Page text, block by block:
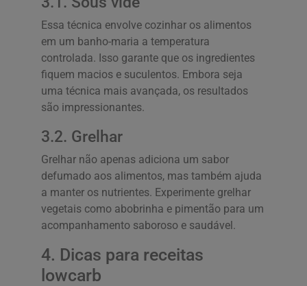
Essa técnica envolve cozinhar os alimentos
em um banho-maria a temperatura
controlada. Isso garante que os ingredientes
fiquem macios e suculentos. Embora seja
uma técnica mais avançada, os resultados
são impressionantes.
3.2. Grelhar
Grelhar não apenas adiciona um sabor
defumado aos alimentos, mas também ajuda
a manter os nutrientes. Experimente grelhar
vegetais como abobrinha e pimentão para um
acompanhamento saboroso e saudável.
4. Dicas para receitas
lowcarb